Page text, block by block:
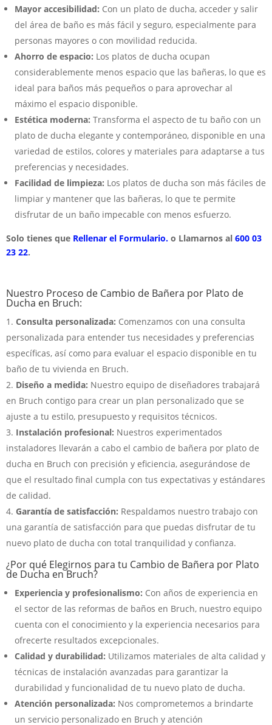
Mayor accesibilidad: Con un plato de ducha, acceder y salir
del área de baño es más fácil y seguro, especialmente para
personas mayores o con movilidad reducida.
Ahorro de espacio: Los platos de ducha ocupan
considerablemente menos espacio que las bañeras, lo que es
ideal para baños más pequeños o para aprovechar al
máximo el espacio disponible.
Estética moderna: Transforma el aspecto de tu baño con un
plato de ducha elegante y contemporáneo, disponible en una
variedad de estilos, colores y materiales para adaptarse a tus
preferencias y necesidades.
Facilidad de limpieza: Los platos de ducha son más fáciles de
limpiar y mantener que las bañeras, lo que te permite
disfrutar de un baño impecable con menos esfuerzo.
Solo tienes que Rellenar el Formulario. o Llamarnos al 600 03
23 22.
Nuestro Proceso de Cambio de Bañera por Plato de
Ducha en Bruch:
Consulta personalizada: Comenzamos con una consulta
personalizada para entender tus necesidades y preferencias
específicas, así como para evaluar el espacio disponible en tu
baño de tu vivienda en Bruch.
Diseño a medida: Nuestro equipo de diseñadores trabajará
en Bruch contigo para crear un plan personalizado que se
ajuste a tu estilo, presupuesto y requisitos técnicos.
Instalación profesional: Nuestros experimentados
instaladores llevarán a cabo el cambio de bañera por plato de
ducha en Bruch con precisión y eficiencia, asegurándose de
que el resultado final cumpla con tus expectativas y estándares
de calidad.
Garantía de satisfacción: Respaldamos nuestro trabajo con
una garantía de satisfacción para que puedas disfrutar de tu
nuevo plato de ducha con total tranquilidad y confianza.
¿Por qué Elegirnos para tu Cambio de Bañera por Plato
de Ducha en Bruch?
Experiencia y profesionalismo: Con años de experiencia en
el sector de las reformas de baños en Bruch, nuestro equipo
cuenta con el conocimiento y la experiencia necesarios para
ofrecerte resultados excepcionales.
Calidad y durabilidad: Utilizamos materiales de alta calidad y
técnicas de instalación avanzadas para garantizar la
durabilidad y funcionalidad de tu nuevo plato de ducha.
Atención personalizada: Nos comprometemos a brindarte
un servicio personalizado en Bruch y atención